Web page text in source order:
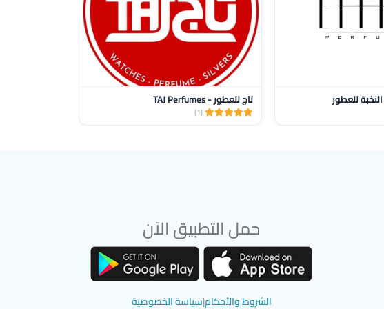
تاج للعطور - TAJ Perfumes
(1)
حمل التطبيق الآن
الشروط والأحكام|سياسة الخصوصية